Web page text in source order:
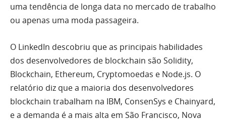
uma tendência de longa data no mercado de trabalho
ou apenas uma moda passageira.
O LinkedIn descobriu que as principais habilidades
dos desenvolvedores de blockchain são Solidity,
Blockchain, Ethereum, Cryptomoedas e Node.js. O
relatório diz que a maioria dos desenvolvedores
blockchain trabalham na IBM, ConsenSys e Chainyard,
e a demanda é a mais alta em São Francisco, Nova